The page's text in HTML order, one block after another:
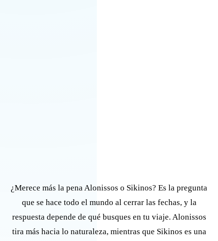
¿Merece más la pena Alonissos o Sikinos? Es la pregunta
que se hace todo el mundo al cerrar las fechas, y la
respuesta depende de qué busques en tu viaje. Alonissos
tira más hacia lo naturaleza, mientras que Sikinos es una